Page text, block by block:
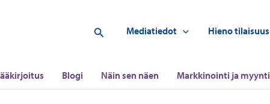
Hae Mediatiedot Hieno tilaisuus
Blogi Näin sen näen Markkinointi ja myynti